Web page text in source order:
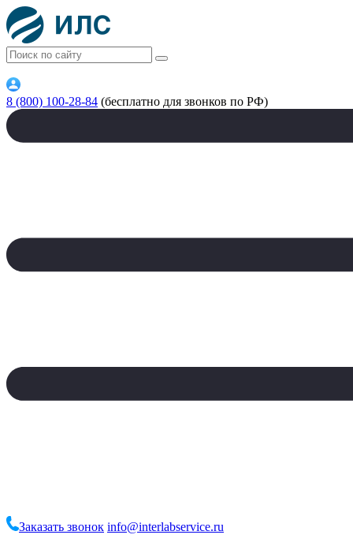
8 (800) 100-28-84 (бесплатно для звонков по РФ)
Заказать звонок info@interlabservice.ru